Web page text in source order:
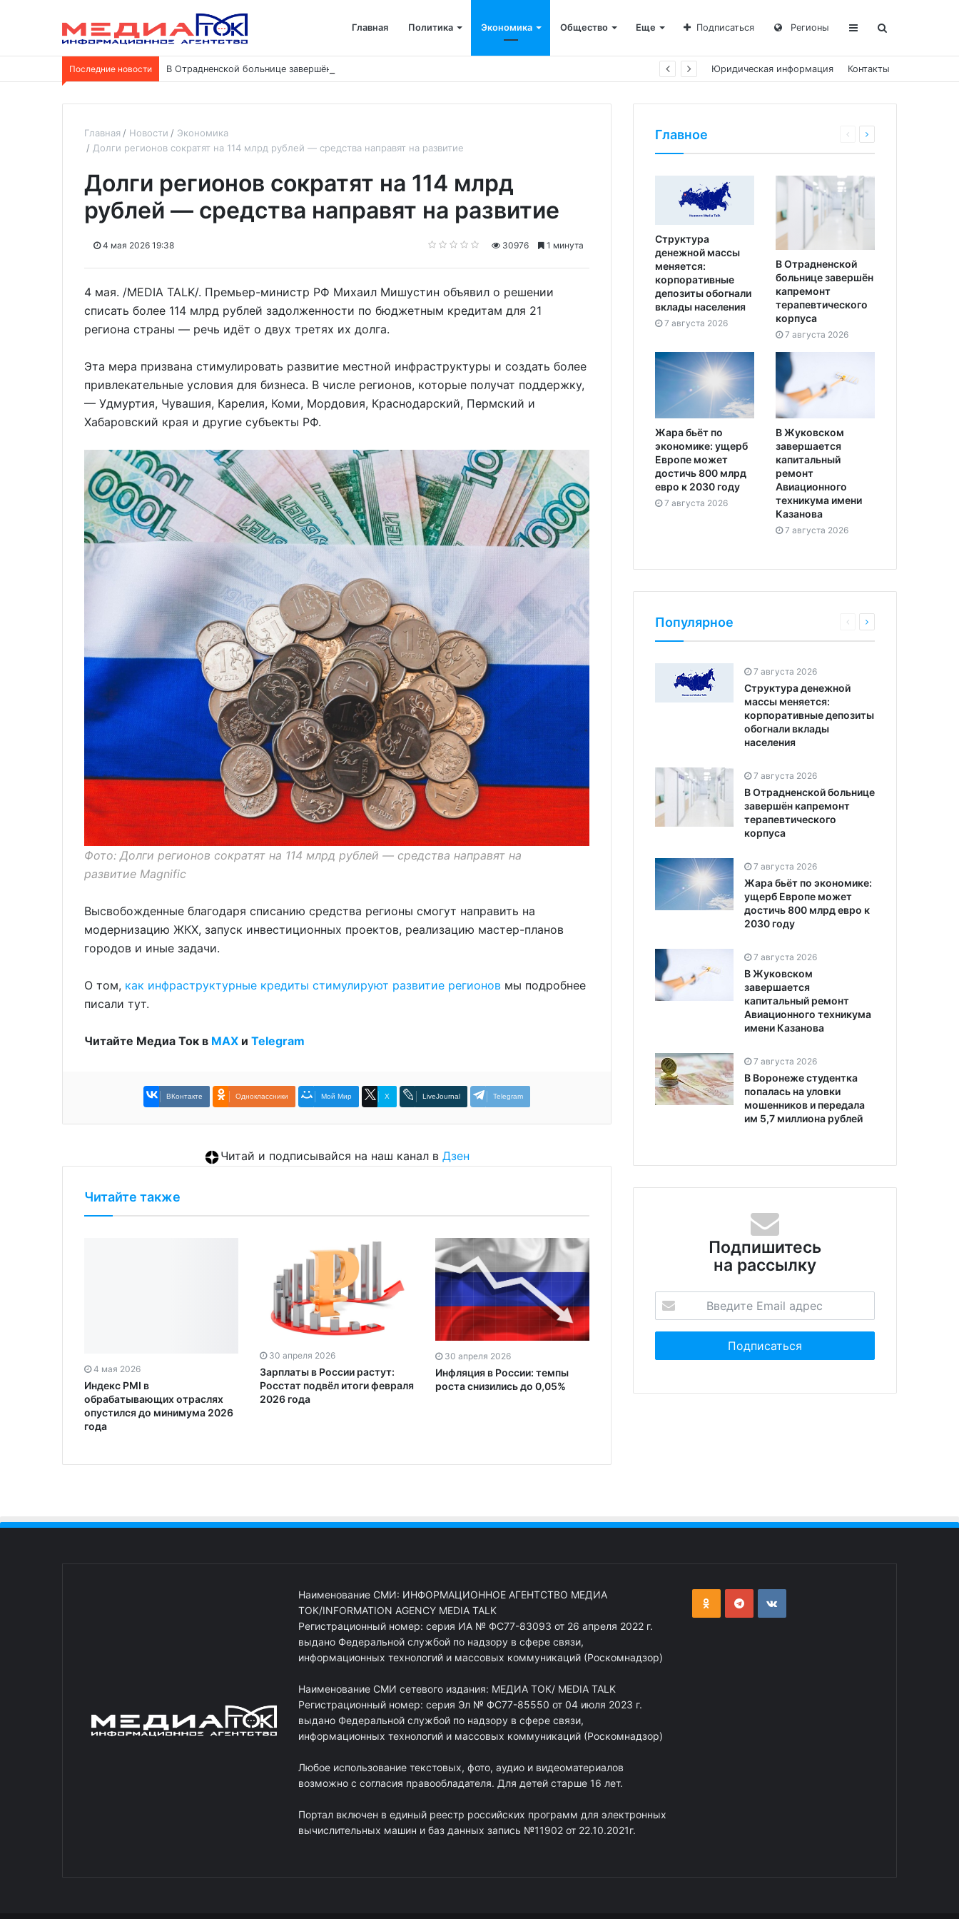
Главная Политика Экономика Общество Еще Подписаться Регионы
Последние новости В Отрадненской больнице завершён капремонт терапевтического корпуса Юридическая информация Контакты
Главная Новости
Экономика
Долги регионов сократят на 114 млрд рублей — средства направят на развитие
Долги регионов сократят на 114 млрд
рублей — средства направят на развитие
4 мая 2026 19:38 30976 1 минута
4 мая. /MEDIA TALK/. Премьер-министр РФ Михаил Мишустин объявил о решении
списать более 114 млрд рублей задолженности по бюджетным кредитам для 21
региона страны — речь идёт о двух третях их долга.
Эта мера призвана стимулировать развитие местной инфраструктуры и создать более
привлекательные условия для бизнеса. В числе регионов, которые получат поддержку,
— Удмуртия, Чувашия, Карелия, Коми, Мордовия, Краснодарский, Пермский и
Хабаровский края и другие субъекты РФ.
Фото: Долги регионов сократят на 114 млрд рублей — средства направят на
развитие Magnific
Высвобожденные благодаря списанию средства регионы смогут направить на
модернизацию ЖКХ, запуск инвестиционных проектов, реализацию мастер-планов
городов и иные задачи.
О том, как инфраструктурные кредиты стимулируют развитие регионов мы подробнее
писали тут.
Читайте Медиа Ток в МАХ и Telegram
ВКонтакте Одноклассники Мой Мир X LiveJournal Telegram
Читай и подписывайся на наш канал в Дзен
Читайте также
4 мая 2026
Индекс PMI в
обрабатывающих отраслях
опустился до минимума 2026
года
30 апреля 2026
Зарплаты в России растут:
Росстат подвёл итоги февраля
2026 года
30 апреля 2026
Инфляция в России: темпы
роста снизились до 0,05%
Главное
Структура
денежной массы
меняется:
корпоративные
депозиты обогнали
вклады населения
7 августа 2026
В Отрадненской
больнице завершён
капремонт
терапевтического
корпуса
7 августа 2026
Жара бьёт по
экономике: ущерб
Европе может
достичь 800 млрд
евро к 2030 году
7 августа 2026
В Жуковском
завершается
капитальный
ремонт
Авиационного
техникума имени
Казанова
7 августа 2026
Популярное
7 августа 2026
Структура денежной
массы меняется:
корпоративные депозиты
обогнали вклады
населения
7 августа 2026
В Отрадненской больнице
завершён капремонт
терапевтического
корпуса
7 августа 2026
Жара бьёт по экономике:
ущерб Европе может
достичь 800 млрд евро к
2030 году
7 августа 2026
В Жуковском
завершается
капитальный ремонт
Авиационного техникума
имени Казанова
7 августа 2026
В Воронеже студентка
попалась на уловки
мошенников и передала
им 5,7 миллиона рублей
Подпишитесь
на рассылку
Наименование СМИ: ИНФОРМАЦИОННОЕ АГЕНТСТВО МЕДИА
ТОК/INFORMATION AGENCY MEDIA TALK
Регистрационный номер: серия ИА № ФС77-83093 от 26 апреля 2022 г.
выдано Федеральной службой по надзору в сфере связи,
информационных технологий и массовых коммуникаций (Роскомнадзор)
Наименование СМИ сетевого издания: МЕДИА ТОК/ MEDIA TALK
Регистрационный номер: серия Эл № ФС77-85550 от 04 июля 2023 г.
выдано Федеральной службой по надзору в сфере связи,
информационных технологий и массовых коммуникаций (Роскомнадзор)
Любое использование текстовых, фото, аудио и видеоматериалов
возможно с согласия правообладателя. Для детей старше 16 лет.
Портал включен в единый реестр российских программ для электронных
вычислительных машин и баз данных запись №11902 от 22.10.2021г.